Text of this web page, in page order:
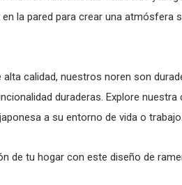
la pared para crear una atmósfera
calidad, nuestros noren son
duraderas. Explore
a su entorno de vida o trabajo.
de tu hogar con este diseño de